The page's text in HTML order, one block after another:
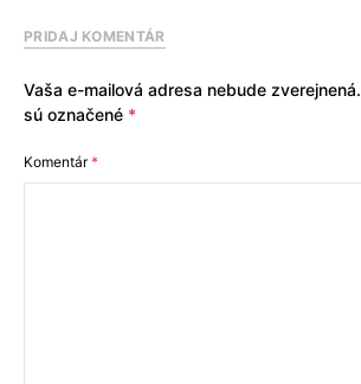
PRIDAJ KOMENTÁR
Vaša e-mailová adresa nebude zverejnená.
sú označené *
Komentár*